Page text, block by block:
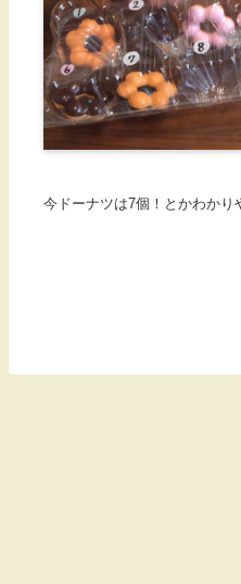
今ドーナツは7個！とかわかり